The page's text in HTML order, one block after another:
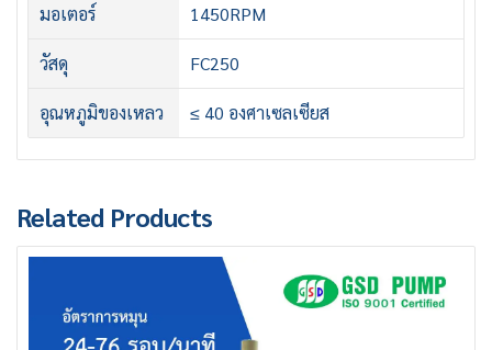
มอเตอร์
1450RPM
วัสดุ FC250
อุณหภูมิของเหลว ≤ 40 องศาเซลเซียส
Related Products